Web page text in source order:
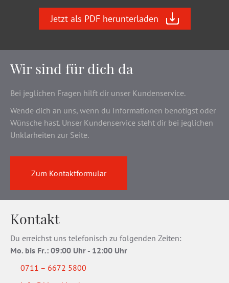
Jetzt als PDF herunterladen
Wir sind für dich da
Bei jeglichen Fragen hilft dir unser Kundenservice.
Wende dich an uns, wenn du Informationen benötigst oder
Wünsche hast. Unser Kundenservice steht dir bei jeglichen
Unklarheiten zur Seite.
Zum Kontaktformular
Kontakt
Du erreichst uns telefonisch zu folgenden Zeiten:
Mo. bis Fr.: 09:00 Uhr - 12:00 Uhr
0711 – 6672 5800